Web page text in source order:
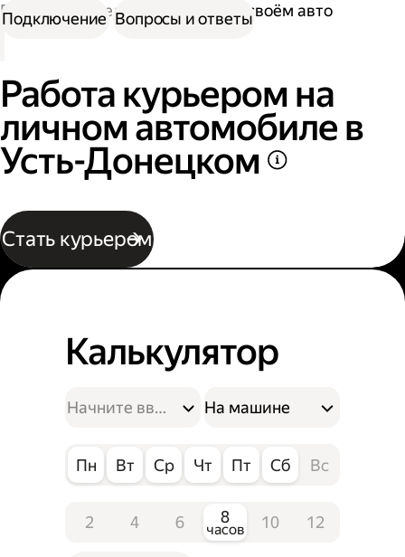
Работа водителем Работа на своём авто
Работа курьером на
личном автомобиле в
Усть-Донецком
Стать курьером
Подключение Вопросы и ответы
Калькулятор
На машине
Пн Вт Ср Чт Пт Сб Вс
2 4 6 8
часов 10 12